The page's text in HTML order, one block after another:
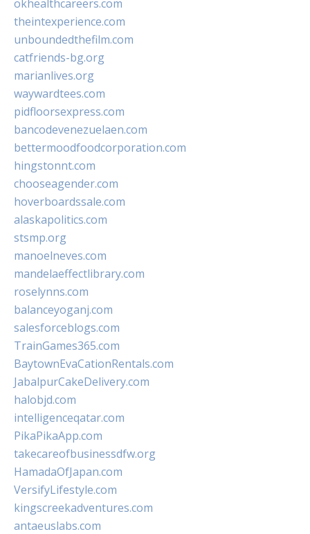
okhealthcareers.com
theintexperience.com
unboundedthefilm.com
catfriends-bg.org
marianlives.org
waywardtees.com
pidfloorsexpress.com
bancodevenezuelaen.com
bettermoodfoodcorporation.com
hingstonnt.com
chooseagender.com
hoverboardssale.com
alaskapolitics.com
stsmp.org
manoelneves.com
mandelaeffectlibrary.com
roselynns.com
balanceyoganj.com
salesforceblogs.com
TrainGames365.com
BaytownEvaCationRentals.com
JabalpurCakeDelivery.com
halobjd.com
intelligenceqatar.com
PikaPikaApp.com
takecareofbusinessdfw.org
HamadaOfJapan.com
VersifyLifestyle.com
kingscreekadventures.com
antaeuslabs.com